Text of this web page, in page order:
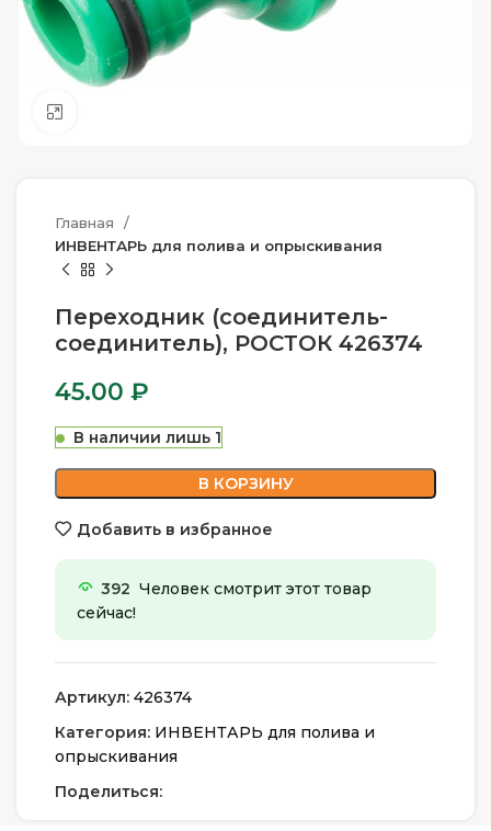
Главная
ИНВЕНТАРЬ для полива и опрыскивания
Переходник (соединитель-
соединитель), РОСТОК 426374
45.00 ₽
В наличии лишь 1
В КОРЗИНУ
Добавить в избранное
392 Человек смотрит этот товар
сейчас!
Артикул: 426374
Категория: ИНВЕНТАРЬ для полива и
опрыскивания
Поделиться: